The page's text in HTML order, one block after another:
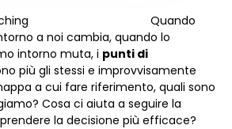
Quando
a noi cambia, quando lo
intorno muta, i punti di
più gli stessi e improvvisamente
a cui fare riferimento, quali sono
Cosa ci aiuta a seguire la
la decisione più efficace?